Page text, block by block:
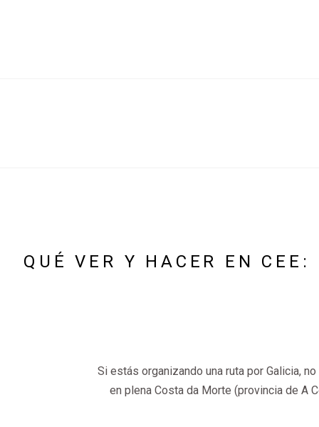
QUÉ VER Y HACER EN
Si estás organizando una ruta por Galicia,
en plena Costa da Morte (provincia de A